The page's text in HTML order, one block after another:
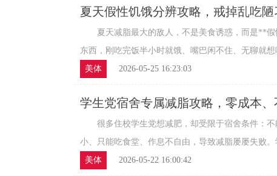
夏天假性饥饿分辨攻略，戒掉乱吃
夏天减脂最大的敌人，不是美食诱惑，而是**假
东西，刚吃完饭半小时就饿、嘴巴闲不住、无聊就
美体
2026-05-25 16:23:03
学生党宿舍专属减脂攻略，零成本
很多住校学生党想减肥，却受限于宿舍条件：不
小、只能吃食堂、作息不自由，导致减脂屡屡失败
美体
2026-05-22 16:00:42